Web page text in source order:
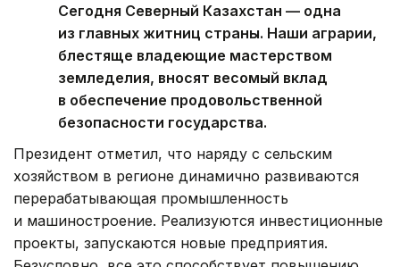
Сегодня Северный Казахстан — одна
из главных житниц страны. Наши аграрии,
блестяще владеющие мастерством
земледелия, вносят весомый вклад
в обеспечение продовольственной
безопасности государства.
Президент отметил, что наряду с сельским
хозяйством в регионе динамично развиваются
перерабатывающая промышленность
и машиностроение. Реализуются инвестиционные
проекты, запускаются новые предприятия.